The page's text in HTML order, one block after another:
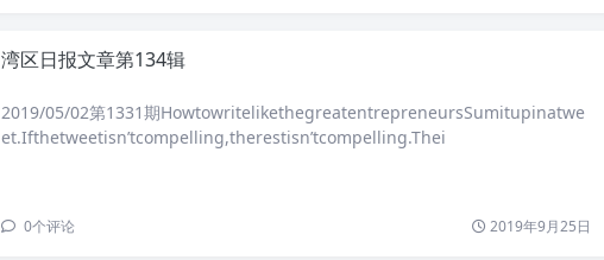
湾区日报文章第134辑
2019/05/02第1331期HowtowritelikethegreatentrepreneursSumitupinatwe
et.Ifthetweetisn’tcompelling,therestisn’tcompelling.Thei
0个评论 2019年9月25日